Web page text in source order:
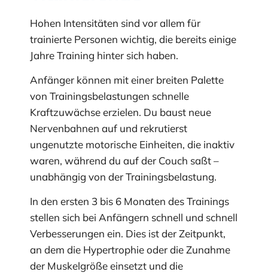
Hohen Intensitäten sind vor allem für
trainierte Personen wichtig, die bereits einige
Jahre Training hinter sich haben.
Anfänger können mit einer breiten Palette
von Trainingsbelastungen schnelle
Kraftzuwächse erzielen. Du baust neue
Nervenbahnen auf und rekrutierst
ungenutzte motorische Einheiten, die inaktiv
waren, während du auf der Couch saßt –
unabhängig von der Trainingsbelastung.
In den ersten 3 bis 6 Monaten des Trainings
stellen sich bei Anfängern schnell und schnell
Verbesserungen ein. Dies ist der Zeitpunkt,
an dem die Hypertrophie oder die Zunahme
der Muskelgröße einsetzt und die